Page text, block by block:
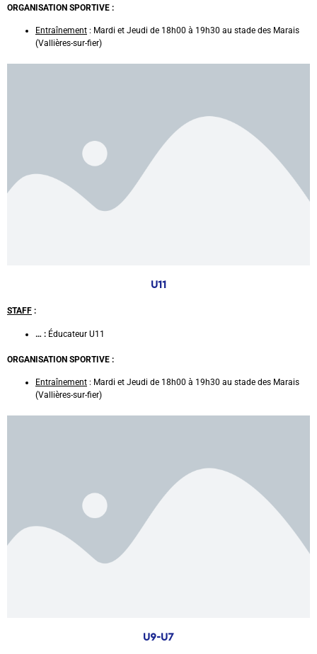
ORGANISATION SPORTIVE :
Entraînement : Mardi et Jeudi de 18h00 à 19h30 au stade des Marais
(Vallières-sur-fier)
U11
STAFF :
… : Éducateur U11
ORGANISATION SPORTIVE :
Entraînement : Mardi et Jeudi de 18h00 à 19h30 au stade des Marais
(Vallières-sur-fier)
U9-U7